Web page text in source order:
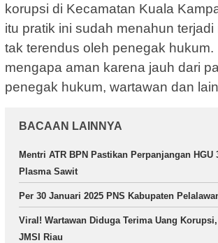
korupsi di Kecamatan Kuala
itu pratik ini sudah menahun
tak terendus oleh penegak hukum.
mengapa aman karena jauh dari
penegak hukum, wartawan dan
BACAAN LAINNYA
Mentri ATR BPN Pastikan Perpanjangan HGU
Plasma Sawit
Per 30 Januari 2025 PNS Kabupaten
Viral! Wartawan Diduga Terima Uang
JMSI Riau